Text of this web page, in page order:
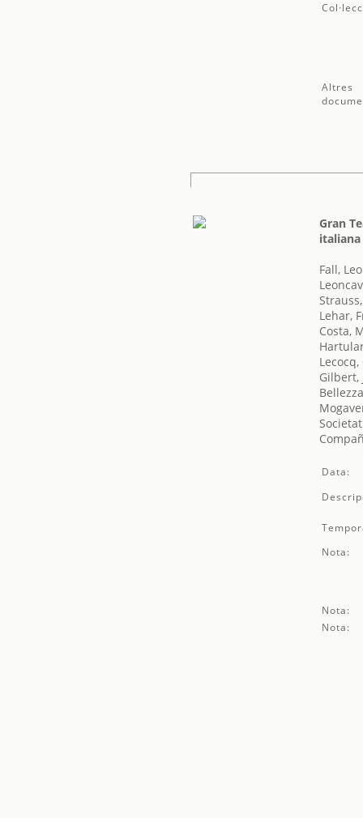
Altres
Gran
italiana
Fall, Leo
Lehar,
Costa,
Gilbert,
Data:
Nota:
Nota:
Nota: